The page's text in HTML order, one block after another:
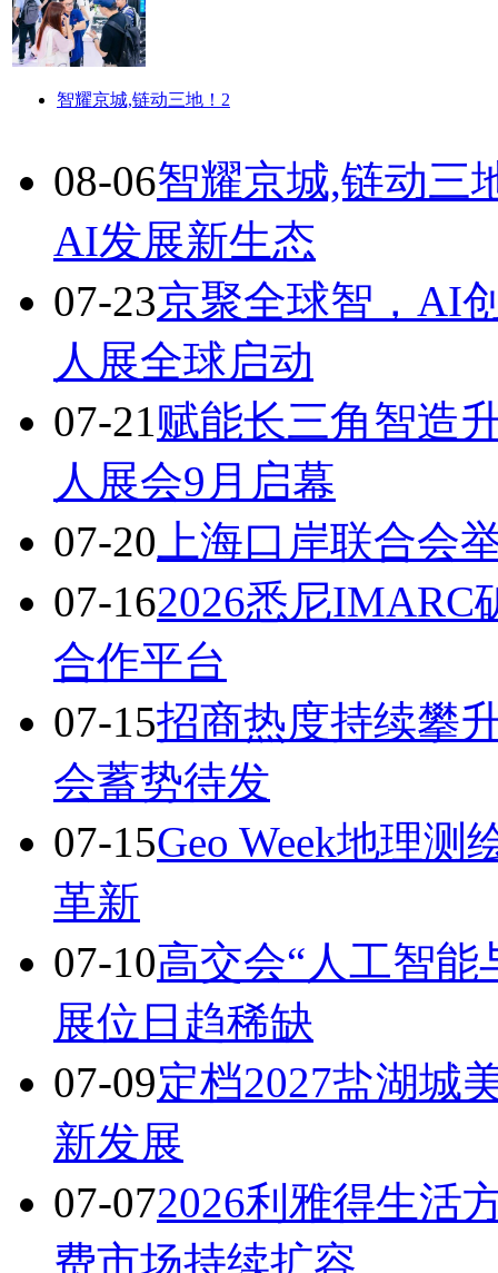
智耀京城,链动三地！2
08-06智耀京城,链动三
AI发展新生态
07-23京聚全球智，AI
人展全球启动
07-21赋能长三角智造
人展会9月启幕
07-20 上海口岸联合会
07-162026悉尼IMARC
合作平台
07-15招商热度持续攀
会蓄势待发
07-15Geo Week地理
革新
07-10高交会“人工智能
展位日趋稀缺
07-09定档2027盐湖城
新发展
07-072026利雅得生活
费市场持续扩容